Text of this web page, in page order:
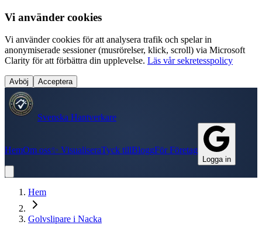
Vi använder cookies
Vi använder cookies för att analysera trafik och spelar in
anonymiserade sessioner (musrörelser, klick, scroll) via Microsoft
Clarity för att förbättra din upplevelse. Läs vår sekretesspolicy
Avböj Acceptera
Svenska Hantverkare
HemOm oss✨ VisualiseraTyck tillBloggFör Företag
Logga in
Hem
Golvslipare i Nacka